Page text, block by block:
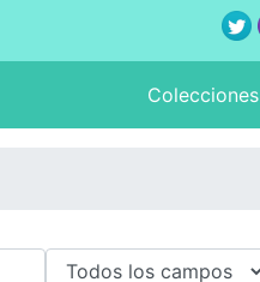
Colecciones